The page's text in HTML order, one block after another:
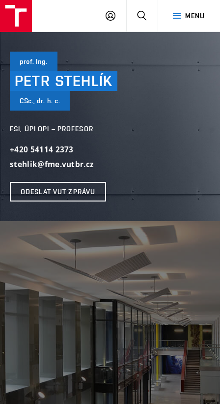
MENU
PŘIHLÁSIT
prof. Ing.
PETR STEHLÍK
CSc., dr. h. c.
FSI, ÚPI OPI – PROFESOR
+420 54114 2373
stehlik@fme.vutbr.cz
ODESLAT VUT ZPRÁVU